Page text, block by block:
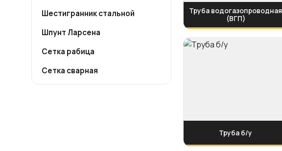
Шестигранник стальной
Шпунт Ларсена
Сетка рабица
Сетка сварная
Труба водогазопроводная
(ВГП)
Труба б/у